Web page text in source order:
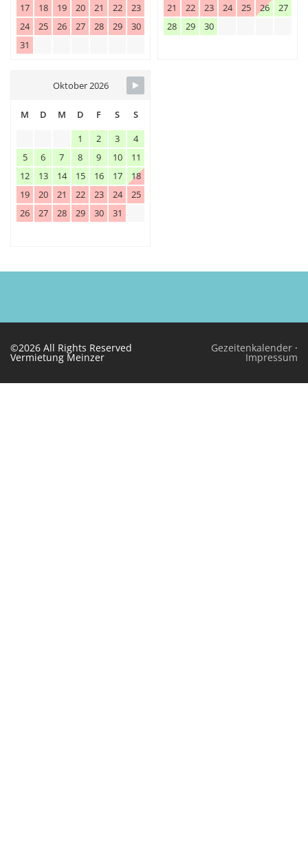
17
18 19 20 21 22
23
24
25 26 27 28 29
30
31
21
22 23 24 25 26
27
28
29 30
Oktober 2026
M D M D F S
S
1
2 3
4
5
6 7 8 9 10
11
12
13 14 15 16 17
18
19
20 21 22 23 24
25
26
27 28 29 30 31
©2026 All Rights Reserved
Vermietung Meinzer
Gezeitenkalender ·
Impressum